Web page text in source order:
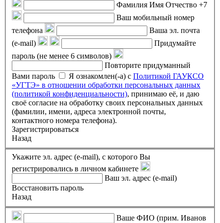
Фамилия Имя Отчество +7
Ваш мобильный номер
телефона
Ваша эл. почта
(e-mail)
Придумайте
пароль (не менее 6 символов)
Повторите придуманный
Вами пароль
Я ознакомлен(-а) с Политикой ГАУКСО
«УГТЭ» в отношении обработки персональных данных
(политикой конфиденциальности), принимаю её, и даю
своё согласие на обработку своих персональных данных
(фамилии, имени, адреса электронной почты,
контактного номера телефона).
Зарегистрироваться
Назад
Укажите эл. адрес (e-mail), с которого Вы
регистрировались в личном кабинете
Ваш эл. адрес (e-mail)
Восстановить пароль
Назад
Ваше ФИО (прим. Иванов